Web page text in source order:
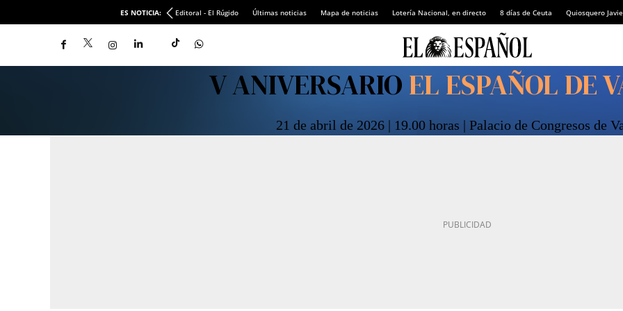
ES NOTICIA: Editoral - El Rúgido Últimas noticias Mapa de noticias Lotería Nacional, en directo 8 días de Ceuta Quiosquero
V ANIVERSARIO EL ESPAÑOL DE
21 de abril de 2026 | 19.00 horas | Palacio de Congresos de